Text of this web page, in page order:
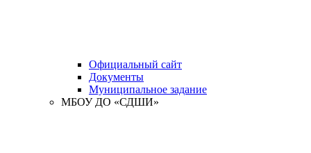
Официальный сайт
Документы
Муниципальное задание
МБОУ ДО «СДШИ»